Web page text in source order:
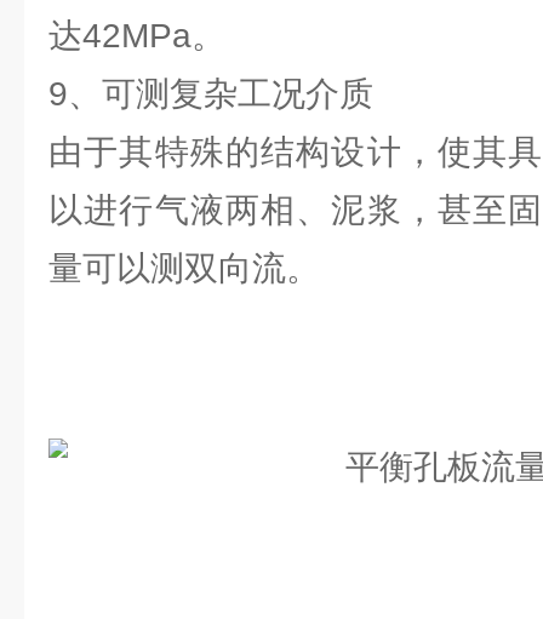
达42MPa。
9、可测复杂工况介质
由于其特殊的结构设计，使其
以进行气液两相、泥浆，甚至
量可以测双向流。